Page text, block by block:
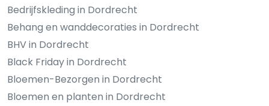
Bedrijfskleding in Dordrecht
Behang en wanddecoraties in Dordrecht
BHV in Dordrecht
Black Friday in Dordrecht
Bloemen-Bezorgen in Dordrecht
Bloemen en planten in Dordrecht